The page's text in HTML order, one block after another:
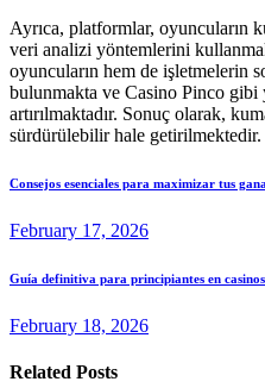
Ayrıca, platformlar, oyuncuların
veri analizi yöntemlerini
oyuncuların hem de işletmelerin
bulunmakta ve Casino Pinco gibi
artırılmaktadır. Sonuç olarak,
sürdürülebilir hale getirilmektedir.
Consejos esenciales para maximizar tus
February 17, 2026
Guía definitiva para principiantes en
February 18, 2026
Related Posts